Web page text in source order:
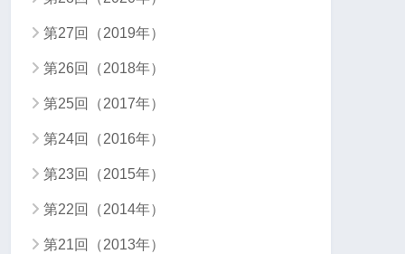
第27回（2019年）
第26回（2018年）
第25回（2017年）
第24回（2016年）
第23回（2015年）
第22回（2014年）
第21回（2013年）